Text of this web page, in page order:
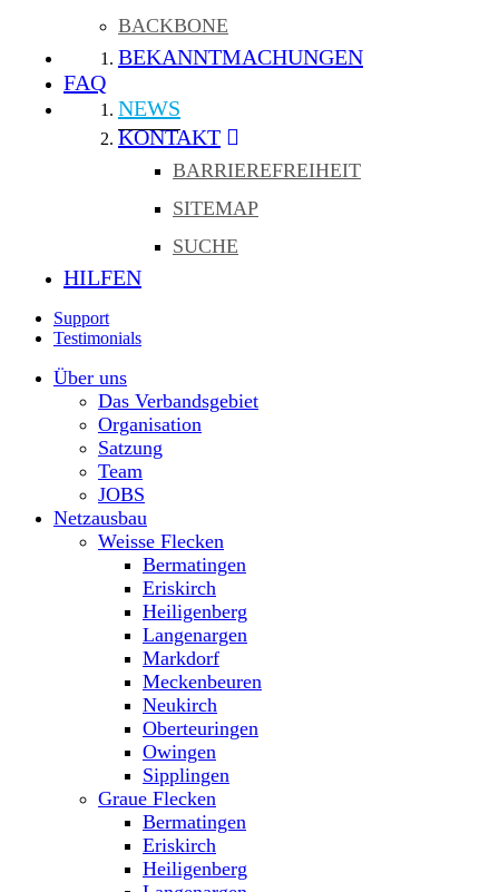
BACKBONE
BEKANNTMACHUNGEN
FAQ
NEWS
KONTAKT
BARRIEREFREIHEIT
SITEMAP
SUCHE
HILFEN
Support
Testimonials
Über uns
Das Verbandsgebiet
Organisation
Satzung
Team
JOBS
Netzausbau
Weisse Flecken
Bermatingen
Eriskirch
Heiligenberg
Langenargen
Markdorf
Meckenbeuren
Neukirch
Oberteuringen
Owingen
Sipplingen
Graue Flecken
Bermatingen
Eriskirch
Heiligenberg